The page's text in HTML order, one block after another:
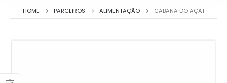
HOME PARCEIROS ALIMENTAÇÃO CABANA DO AÇAÍ